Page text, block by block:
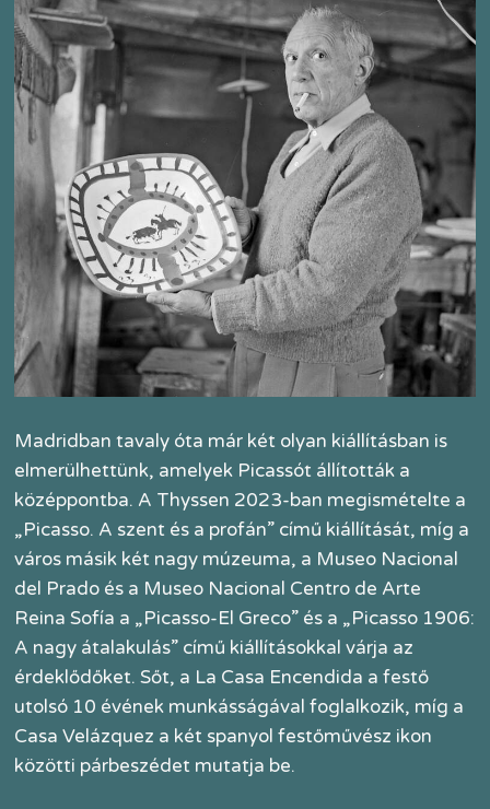
Madridban tavaly óta már két olyan kiállításban is
elmerülhettünk, amelyek Picassót állították a
középpontba. A Thyssen 2023-ban megismételte a
„Picasso. A szent és a profán” című kiállítását, míg a
város másik két nagy múzeuma, a Museo Nacional
del Prado és a Museo Nacional Centro de Arte
Reina Sofía a „Picasso-El Greco” és a „Picasso 1906:
A nagy átalakulás” című kiállításokkal várja az
érdeklődőket. Sőt, a La Casa Encendida a festő
utolsó 10 évének munkásságával foglalkozik, míg a
Casa Velázquez a két spanyol festőművész ikon
közötti párbeszédet mutatja be.